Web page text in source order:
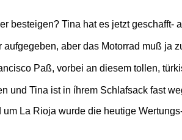
besteigen? Tina hat es jetzt geschafft-
aufgegeben, aber das Motorrad muß
Paß, vorbei an diesem tollen,
und Tina ist in íhrem Schlafsack fast
La Rioja wurde die heutige